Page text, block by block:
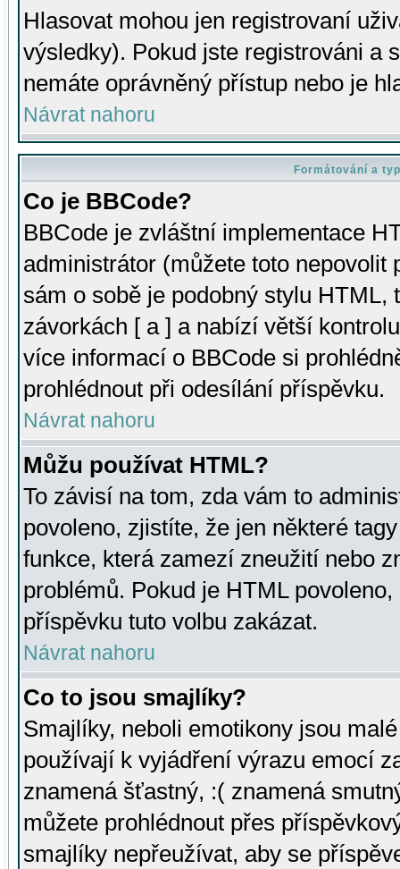
Hlasovat mohou jen registrovaní
výsledky). Pokud jste registrováni a
nemáte oprávněný přístup nebo je
Návrat nahoru
Formátování a
Co je BBCode?
BBCode je zvláštní implementace
administrátor (můžete toto
sám o sobě je podobný stylu HTML,
závorkách [ a ] a nabízí větší
více informací o BBCode si
prohlédnout při odesílání příspěvku.
Návrat nahoru
Můžu používat HTML?
To závisí na tom, zda vám to
povoleno, zjistíte, že jen některé
funkce, která zamezí zneužití nebo
problémů. Pokud je HTML
příspěvku tuto volbu zakázat.
Návrat nahoru
Co to jsou smajlíky?
Smajlíky, neboli emotikony jsou
používají k vyjádření výrazu emocí
znamená šťastný, :( znamená
můžete prohlédnout přes
smajlíky nepřeužívat, aby se